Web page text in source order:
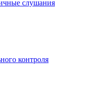
слушания
контроля